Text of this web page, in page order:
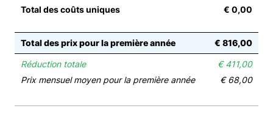
Total des coûts uniques € 0,00
Total des prix pour la première année € 816,00
Réduction totale
€ 411,00
Prix mensuel moyen pour la première année
€ 68,00